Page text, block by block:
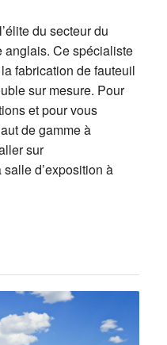
du secteur du
anglais. Ce spécialiste
fabrication de fauteuil
sur mesure. Pour
et pour vous
de gamme à
sur
d’exposition à